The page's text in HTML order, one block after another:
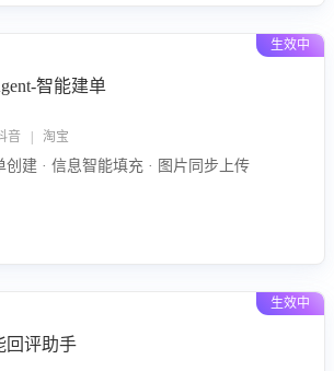
生效中
智能建单
音 | 淘宝
创建 · 信息智能填充 · 图片同步上传
生效中
回评助手